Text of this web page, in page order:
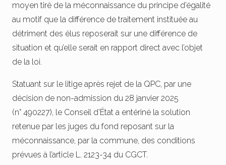
moyen tiré de la méconnaissance du principe d’égalité
au motif que la différence de traitement instituée au
détriment des élus reposerait sur une différence de
situation et qu’elle serait en rapport direct avec l’objet
de la loi.
Statuant sur le litige après rejet de la QPC, par une
décision de non-admission du 28 janvier 2025
(n° 490227), le Conseil d’État a entériné la solution
retenue par les juges du fond reposant sur la
méconnaissance, par la commune, des conditions
prévues à l’article L. 2123-34 du CGCT.